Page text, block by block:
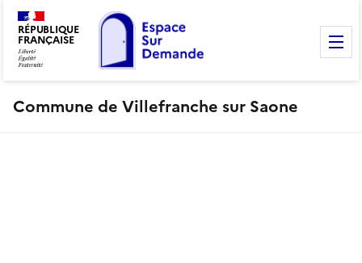
RÉPUBLIQUE
FRANÇAISE
Commune de Villefranche sur Saone